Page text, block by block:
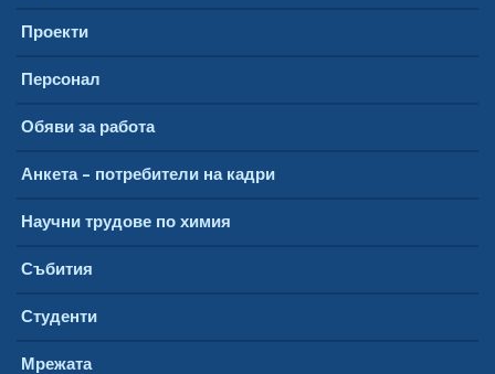
Проекти
Персонал
Обяви за работа
Анкета – потребители на кадри
Научни трудове по химия
Събития
Студенти
Мрежата